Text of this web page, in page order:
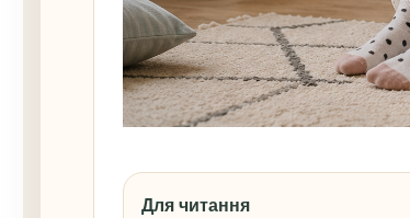
Для читання